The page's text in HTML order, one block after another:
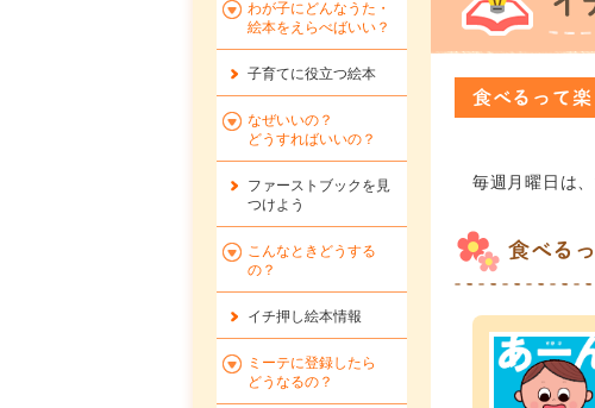
食べるって
毎週月曜日は
食べる
わが子にどんなうた・
絵本をえらべばいい？
子育てに役立つ絵本
なぜいいの？
どうすればいいの？
ファーストブックを 見
つけよう
こんなときどうする
の？
イチ押し絵本情報
ミーテに登録したら
どうなるの？